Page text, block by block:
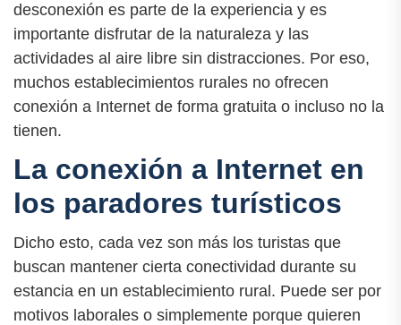
desconexión es parte de la experiencia y es
importante disfrutar de la naturaleza y las
actividades al aire libre sin distracciones. Por eso,
muchos establecimientos rurales no ofrecen
conexión a Internet de forma gratuita o incluso no la
tienen.
La conexión a Internet en
los paradores turísticos
Dicho esto, cada vez son más los turistas que
buscan mantener cierta conectividad durante su
estancia en un establecimiento rural. Puede ser por
motivos laborales o simplemente porque quieren